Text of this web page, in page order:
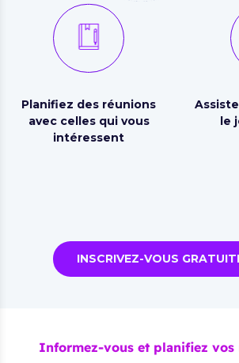
Planifiez des réunions
avec celles qui vous
intéressent
le
INSCRIVEZ-VOUS
Informez-vous et planifiez vos